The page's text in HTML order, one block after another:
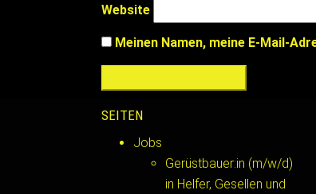
Website
Meinen Namen, meine E-Mail-
SEITEN
Jobs
Gerüstbauer:in (m/w/d)
in Helfer, Gesellen und